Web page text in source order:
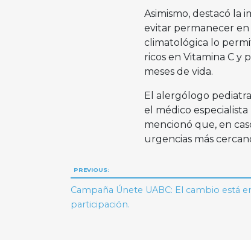
Asimismo, destacó la
evitar permanecer en
climatológica lo
ricos en Vitamina C y
meses de vida.
El alergólogo
el médico
mencionó que, en
urgencias más
Navegación
de
PREVIOUS:
Campaña Únete UABC: El cambio está
participación.